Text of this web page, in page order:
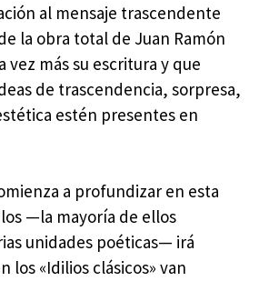
al mensaje trascendente
la obra total de Juan Ramón
vez más su escritura y que
de trascendencia, sorpresa,
estén presentes en
a profundizar en esta
—la mayoría de ellos
unidades poéticas— irá
los «Idilios clásicos» van